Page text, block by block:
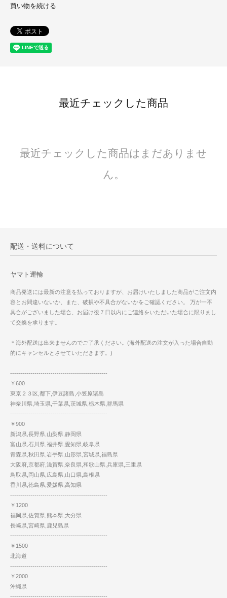
買い物を続ける
最近チェックした商品
最近チェックした商品はまだありませ
ん。
配送・送料について
ヤマト運輸
商品発送には最新の注意を払っておりますが、お届けいたしました商品がご注文内
容とお間違いないか、また、破損や不具合がないかをご確認ください。 万が一不
具合がございました場合、お届け後７日以内にご連絡をいただいた場合に限りまし
て交換を承ります。
＊海外配送は出来ませんのでご了承ください。(海外配送の注文が入った場合自動
的にキャンセルとさせていただきます。)
------------------------------------------------
￥600
東京２３区,都下,伊豆諸島,小笠原諸島
神奈川県,埼玉県,千葉県,茨城県,栃木県,群馬県
------------------------------------------------
￥900
新潟県,長野県,山梨県,静岡県
富山県,石川県,福井県,愛知県,岐阜県
青森県,秋田県,岩手県,山形県,宮城県,福島県
大阪府,京都府,滋賀県,奈良県,和歌山県,兵庫県,三重県
鳥取県,岡山県,広島県,山口県,島根県
香川県,徳島県,愛媛県,高知県
------------------------------------------------
￥1200
福岡県,佐賀県,熊本県,大分県
長崎県,宮崎県,鹿児島県
------------------------------------------------
￥1500
北海道
------------------------------------------------
￥2000
沖縄県
------------------------------------------------